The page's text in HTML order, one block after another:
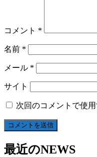
コメント *
名前 *
メール *
サイト
次回のコメントで使
最近のNEWS